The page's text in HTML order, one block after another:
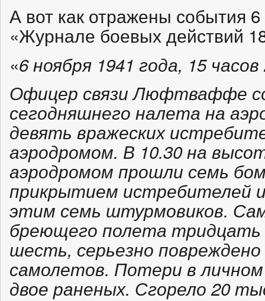
А вот как отражены события
«Журнале боевых действий
«6 ноября 1941 года, 15
Офицер связи Люфтваффе
сегодняшнего налета на
девять вражеских
аэродромом. В 10.30 на
аэродромом прошли семь
прикрытием истребителей
этим семь штурмовиков.
бреющего полета
шесть, серьезно
самолетов. Потери в
двое раненых. Сгорело 20